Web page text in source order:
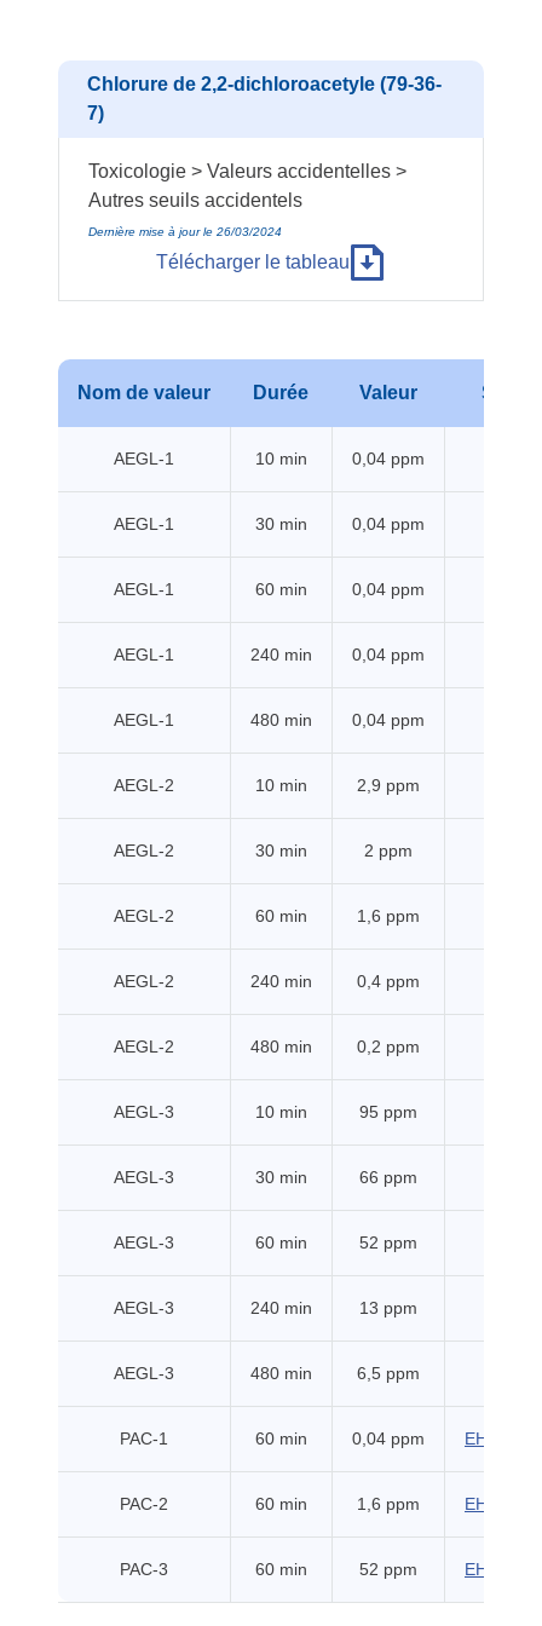
Chlorure de 2,2-dichloroacetyle (79-36-
7)
Toxicologie > Valeurs accidentelles >
Autres seuils accidentels
Dernière mise à jour le 26/03/2024
Télécharger le tableau
Nom de valeur Durée Valeur
AEGL-1 10 min 0,04 ppm
AEGL-1 30 min 0,04 ppm
AEGL-1 60 min 0,04 ppm
AEGL-1 240 min 0,04 ppm
AEGL-1 480 min 0,04 ppm
AEGL-2 10 min 2,9 ppm
AEGL-2 30 min 2 ppm
AEGL-2 60 min 1,6 ppm
AEGL-2 240 min 0,4 ppm
AEGL-2 480 min 0,2 ppm
AEGL-3 10 min 95 ppm
AEGL-3 30 min 66 ppm
AEGL-3 60 min 52 ppm
AEGL-3 240 min 13 ppm
AEGL-3 480 min 6,5 ppm
PAC-1 60 min 0,04 ppm EHSS
PAC-2 60 min 1,6 ppm EHSS
PAC-3 60 min 52 ppm EHSS